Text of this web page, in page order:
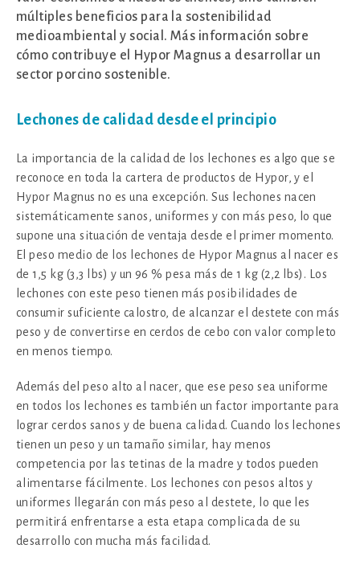
múltiples beneficios para la sostenibilidad
medioambiental y social. Más información sobre
cómo contribuye el Hypor Magnus a desarrollar un
sector porcino sostenible.
Lechones de calidad desde el principio
La importancia de la calidad de los lechones es algo que se
reconoce en toda la cartera de productos de Hypor, y el
Hypor Magnus no es una excepción. Sus lechones nacen
sistemáticamente sanos, uniformes y con más peso, lo que
supone una situación de ventaja desde el primer momento.
El peso medio de los lechones de Hypor Magnus al nacer es
de 1,5 kg (3,3 lbs) y un 96 % pesa más de 1 kg (2,2 lbs). Los
lechones con este peso tienen más posibilidades de
consumir suficiente calostro, de alcanzar el destete con más
peso y de convertirse en cerdos de cebo con valor completo
en menos tiempo.
Además del peso alto al nacer, que ese peso sea uniforme
en todos los lechones es también un factor importante para
lograr cerdos sanos y de buena calidad. Cuando los lechones
tienen un peso y un tamaño similar, hay menos
competencia por las tetinas de la madre y todos pueden
alimentarse fácilmente. Los lechones con pesos altos y
uniformes llegarán con más peso al destete, lo que les
permitirá enfrentarse a esta etapa complicada de su
desarrollo con mucha más facilidad.